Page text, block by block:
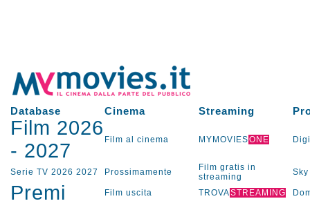
Database Cinema Streaming
Film 2026
- 2027 Film al cinema MYMOVIESONE
Serie TV 2026 2027 Prossimamente
Film gratis in
streaming
Sky
Premi Film uscita TROVASTREAMING